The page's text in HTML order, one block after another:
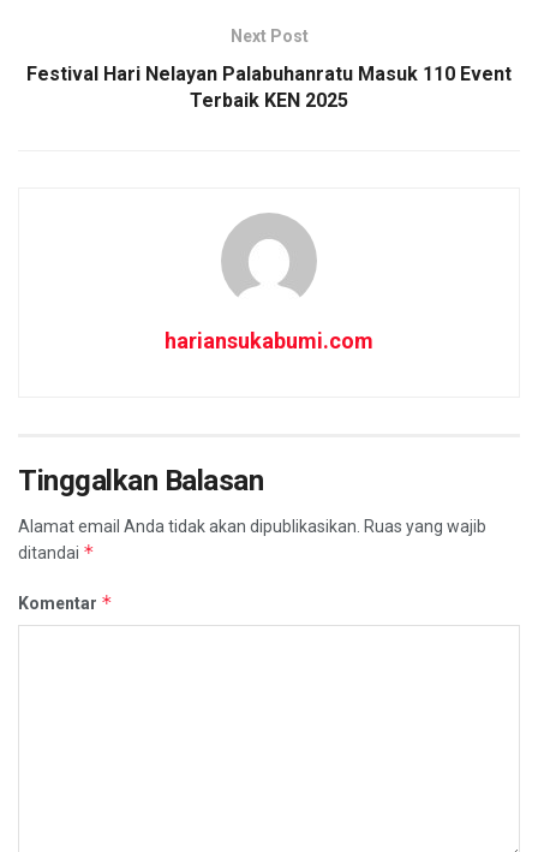
Next Post
Festival Hari Nelayan Palabuhanratu Masuk 110 Event
Terbaik KEN 2025
hariansukabumi.com
Tinggalkan Balasan
Alamat email Anda tidak akan dipublikasikan. Ruas yang wajib
ditandai *
Komentar *